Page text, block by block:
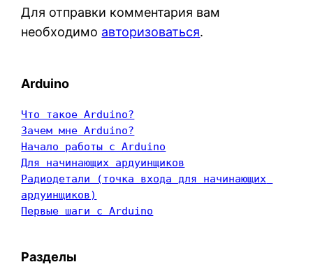
Для отправки комментария вам
необходимо авторизоваться.
Arduino
Что такое Arduino?
Зачем мне Arduino?
Начало работы с Arduino
Для начинающих ардуинщиков
Радиодетали (точка входа для начинающих
ардуинщиков)
Первые шаги с Arduino
Разделы